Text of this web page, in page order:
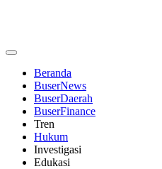
Beranda
BuserNews
BuserDaerah
BuserFinance
Tren
Hukum
Investigasi
Edukasi